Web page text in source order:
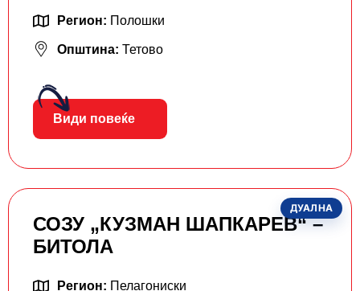
Регион: Полошки
Општина: Тетово
Види повеќе
ДУАЛНА
СОЗУ „КУЗМАН ШАПКАРЕВ“ –
БИТОЛА
Регион: Пелагониски